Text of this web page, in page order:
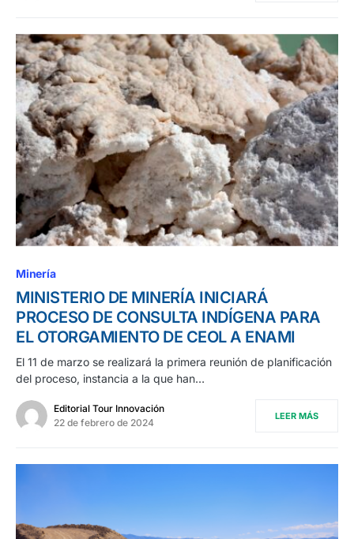
Minería
MINISTERIO DE MINERÍA INICIARÁ
PROCESO DE CONSULTA INDÍGENA PARA
EL OTORGAMIENTO DE CEOL A ENAMI
El 11 de marzo se realizará la primera reunión de planificación
del proceso, instancia a la que han…
Editorial Tour Innovación
22 de febrero de 2024
LEER MÁS